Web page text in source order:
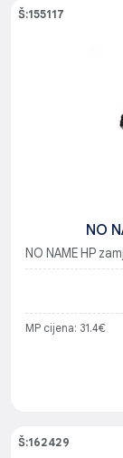
Š:155117
NO
NO NAME HP
MP cijena: 31.4€
Š:162429